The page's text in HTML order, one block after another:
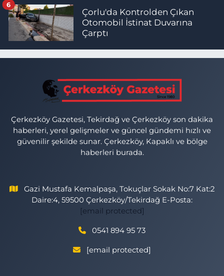
Çorlu'da Kontrolden Çıkan
Otomobil İstinat Duvarına
Çarptı
6
Çerkezköy Gazetesi, Tekirdağ ve Çerkezköy son dakika
haberleri, yerel gelişmeler ve güncel gündemi hızlı ve
güvenilir şekilde sunar. Çerkezköy, Kapaklı ve bölge
haberleri burada.
Gazi Mustafa Kemalpaşa, Tokuçlar Sokak No:7 Kat:2
Daire:4, 59500 Çerkezköy/Tekirdağ E-Posta:
[email protected]
0541 894 95 73
[email protected]